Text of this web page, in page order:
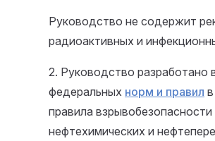
Руководство не содержит
радиоактивных и
2. Руководство разработано
федеральных норм и правил
правила
нефтехимических и